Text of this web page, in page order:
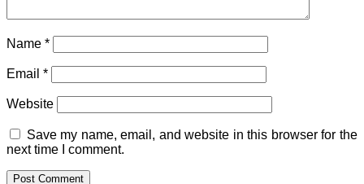
Name *
Email *
Website
Save my name, email, and website in this browser for the
next time I comment.